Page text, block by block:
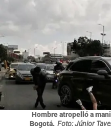
Hombre atropelló a
Bogotá. Foto: Júnior